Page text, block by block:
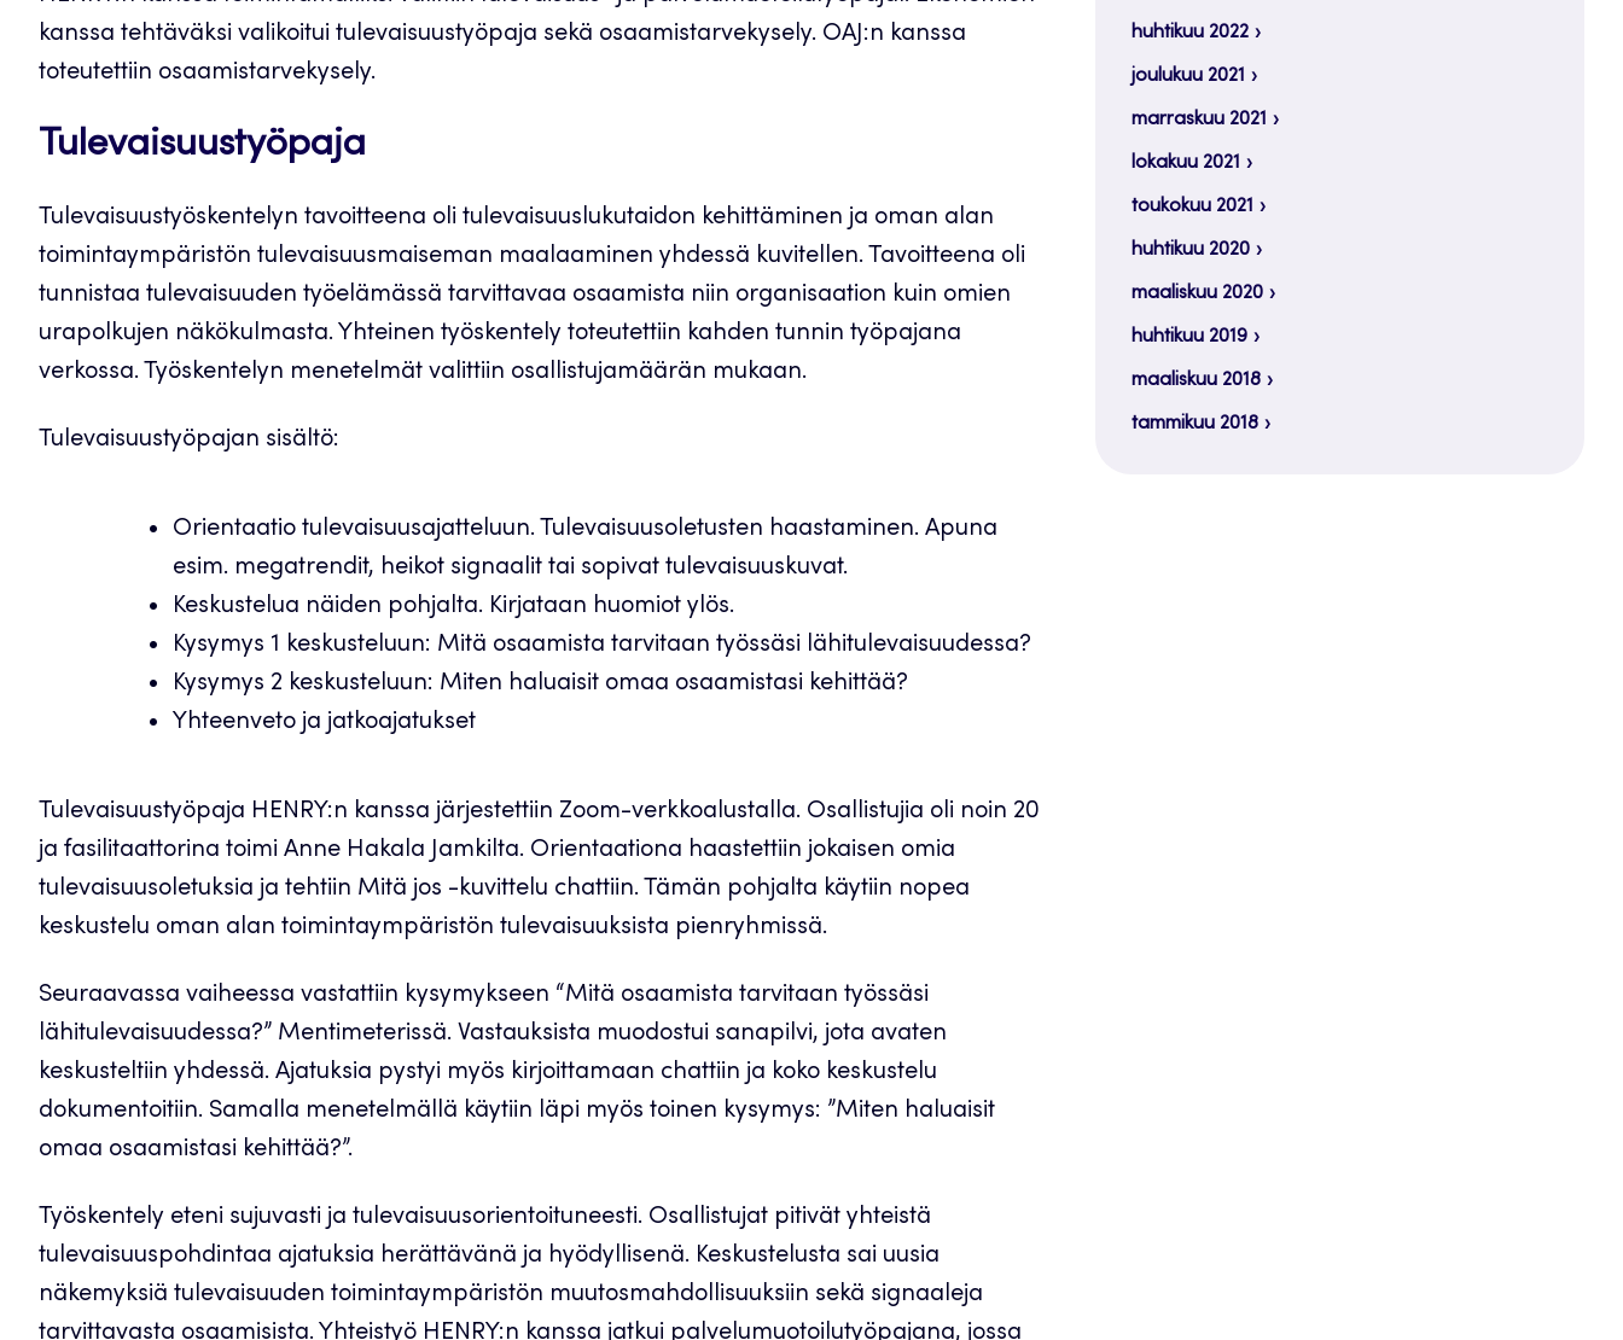
kanssa tehtäväksi valikoitui tulevaisuustyöpaja sekä osaamistarvekysely. OAJ:n kanssa
toteutettiin osaamistarvekysely.
Tulevaisuustyöpaja
Tulevaisuustyöskentelyn tavoitteena oli tulevaisuuslukutaidon kehittäminen ja oman alan
toimintaympäristön tulevaisuusmaiseman maalaaminen yhdessä kuvitellen. Tavoitteena oli
tunnistaa tulevaisuuden työelämässä tarvittavaa osaamista niin organisaation kuin omien
urapolkujen näkökulmasta. Yhteinen työskentely toteutettiin kahden tunnin työpajana
verkossa. Työskentelyn menetelmät valittiin osallistujamäärän mukaan.
Tulevaisuustyöpajan sisältö:
Orientaatio tulevaisuusajatteluun. Tulevaisuusoletusten haastaminen. Apuna
esim. megatrendit, heikot signaalit tai sopivat tulevaisuuskuvat.
Keskustelua näiden pohjalta. Kirjataan huomiot ylös.
Kysymys 1 keskusteluun: Mitä osaamista tarvitaan työssäsi lähitulevaisuudessa?
Kysymys 2 keskusteluun: Miten haluaisit omaa osaamistasi kehittää?
Yhteenveto ja jatkoajatukset
Tulevaisuustyöpaja HENRY:n kanssa järjestettiin Zoom-verkkoalustalla. Osallistujia oli noin 20
ja fasilitaattorina toimi Anne Hakala Jamkilta. Orientaationa haastettiin jokaisen omia
tulevaisuusoletuksia ja tehtiin Mitä jos -kuvittelu chattiin. Tämän pohjalta käytiin nopea
keskustelu oman alan toimintaympäristön tulevaisuuksista pienryhmissä.
Seuraavassa vaiheessa vastattiin kysymykseen “Mitä osaamista tarvitaan työssäsi
lähitulevaisuudessa?” Mentimeterissä. Vastauksista muodostui sanapilvi, jota avaten
keskusteltiin yhdessä. Ajatuksia pystyi myös kirjoittamaan chattiin ja koko keskustelu
dokumentoitiin. Samalla menetelmällä käytiin läpi myös toinen kysymys: ”Miten haluaisit
omaa osaamistasi kehittää?”.
Työskentely eteni sujuvasti ja tulevaisuusorientoituneesti. Osallistujat pitivät yhteistä
tulevaisuuspohdintaa ajatuksia herättävänä ja hyödyllisenä. Keskustelusta sai uusia
näkemyksiä tulevaisuuden toimintaympäristön muutosmahdollisuuksiin sekä signaaleja
tarvittavasta osaamisista. Yhteistyö HENRY:n kanssa jatkui palvelumuotoilutyöpajana, jossa
huhtikuu 2022
joulukuu 2021
marraskuu 2021
lokakuu 2021
toukokuu 2021
huhtikuu 2020
maaliskuu 2020
huhtikuu 2019
maaliskuu 2018
tammikuu 2018